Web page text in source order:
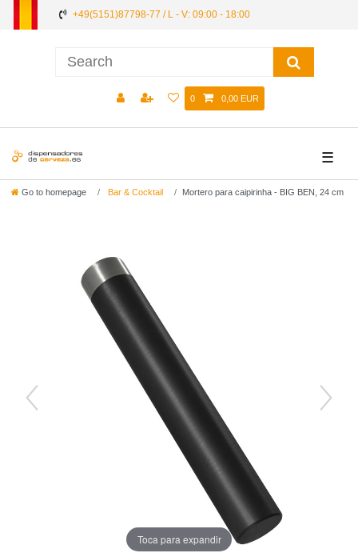
+49(5151)87798-77 / L - V: 09:00 - 18:00
0 0,00 EUR
☰
Go to homepage Bar & Cocktail Mortero para caipirinha - BIG BEN, 24 cm
Toca para expandir